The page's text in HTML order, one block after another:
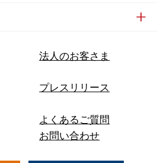
法人のお客さま
プレスリリース
よくあるご質問
お問い合わせ